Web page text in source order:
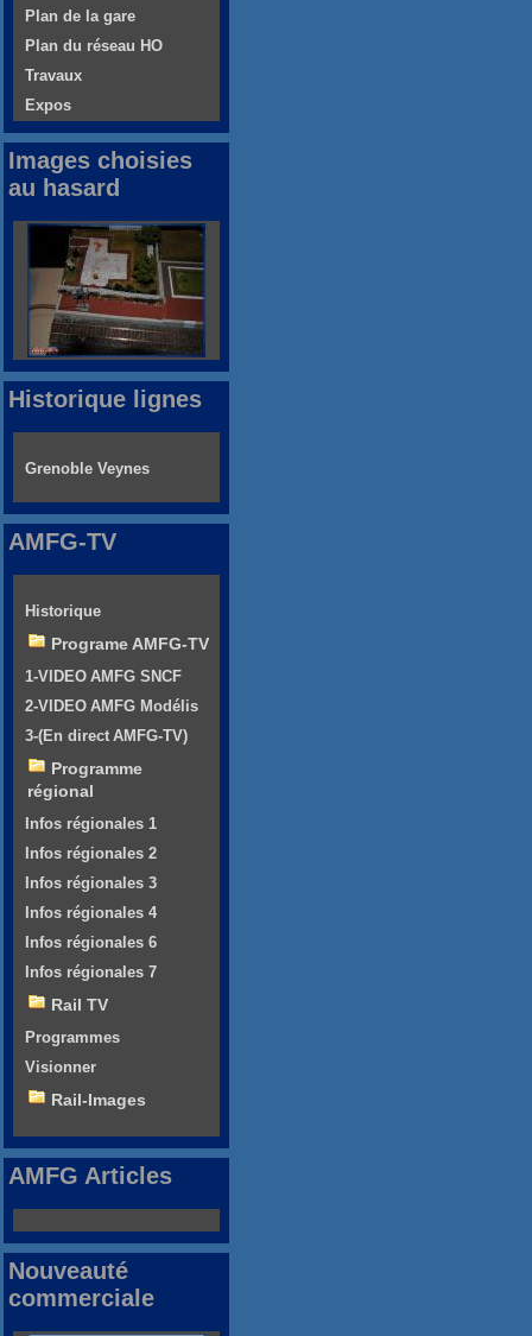
Plan de la gare
Plan du réseau HO
Travaux
Expos
Images choisies
au hasard
Historique lignes
Grenoble Veynes
AMFG-TV
Historique
Programe AMFG-TV
1-VIDEO AMFG SNCF
2-VIDEO AMFG Modélis
3-(En direct AMFG-TV)
Programme
régional
Infos régionales 1
Infos régionales 2
Infos régionales 3
Infos régionales 4
Infos régionales 6
Infos régionales 7
Rail TV
Programmes
Visionner
Rail-Images
AMFG Articles
Nouveauté
commerciale